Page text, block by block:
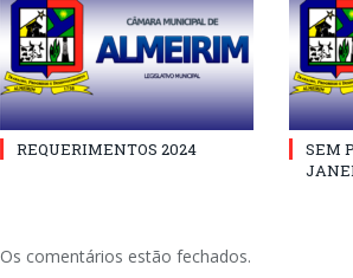
REQUERIMENTOS 2024
SEM
Os comentários estão fechados.